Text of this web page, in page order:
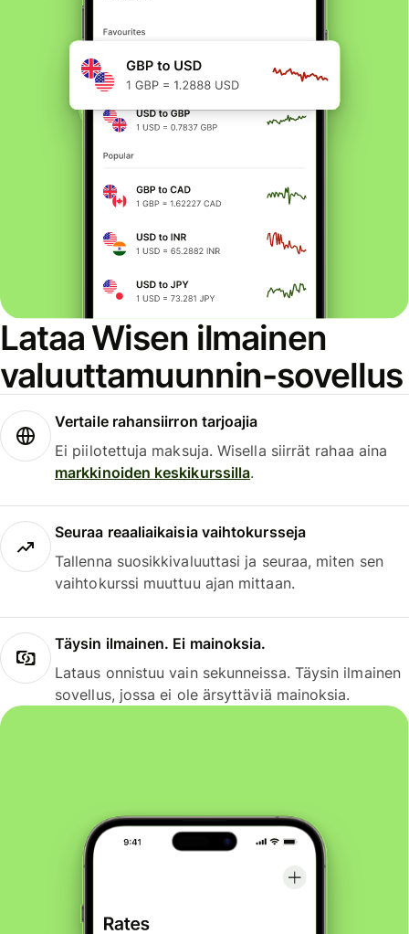
Lataa Wisen ilmainen
valuuttamuunnin-sovellus
Vertaile rahansiirron tarjoajia
Ei piilotettuja maksuja. Wisella siirrät rahaa aina
markkinoiden keskikurssilla.
Seuraa reaaliaikaisia vaihtokursseja
Tallenna suosikkivaluuttasi ja seuraa, miten sen
vaihtokurssi muuttuu ajan mittaan.
Täysin ilmainen. Ei mainoksia.
Lataus onnistuu vain sekunneissa. Täysin ilmainen
sovellus, jossa ei ole ärsyttäviä mainoksia.